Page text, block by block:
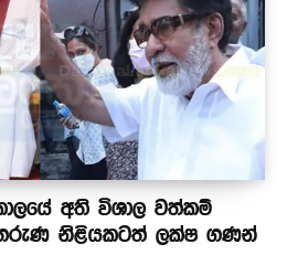
අති විශාල වත්කම්
තරුණ නිළියකටත් ලක්ෂ ගණන්